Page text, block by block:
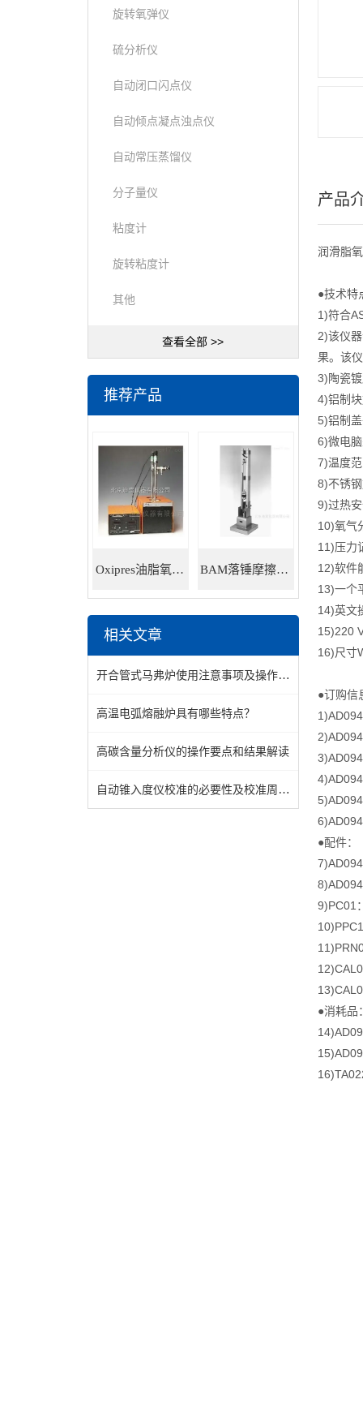
旋转氧弹仪
硫分析仪
自动闭口闪点仪
自动倾点凝点浊点仪
自动常压蒸馏仪
分子量仪
粘度计
旋转粘度计
其他
查看全部 >>
推荐产品
Oxipres油脂氧化稳定性仪 BAM落锤摩擦感度仪
相关文章
开合管式马弗炉使用注意事项及操作方法
高温电弧熔融炉具有哪些特点？
高碳含量分析仪的操作要点和结果解读
自动锥入度仪校准的必要性及校准周期的确定方法
产品
润滑脂
●技术特
1)符合
2)该仪
果。该
3)陶瓷
4)铝制
5)铝制
6)微电
7)温度
8)不锈
9)过热
10)氧气
11)压力
12)软件
13)一个
14)英文
15)220
16)尺寸
●订购信
●配件：
9)PC01
●消耗品